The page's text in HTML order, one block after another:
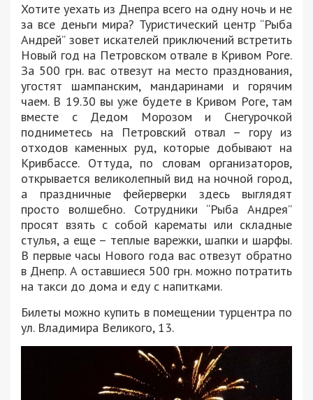
Хотите уехать из Днепра всего на одну ночь и не
за все деньги мира? Туристический центр “Рыба
Андрей” зовет искателей приключений встретить
Новый год на Петровском отвале в Кривом Роге.
За 500 грн. вас отвезут на место празднования,
угостят шампанским, мандаринами и горячим
чаем. В 19.30 вы уже будете в Кривом Роге, там
вместе с Дедом Морозом и Снегурочкой
подниметесь на Петровский отвал – гору из
отходов каменных руд, которые добывают на
Кривбассе. Оттуда, по словам организаторов,
открывается великолепный вид на ночной город,
а праздничные фейерверки здесь выглядят
просто волшебно. Сотрудники “Рыба Андрея”
просят взять с собой карематы или складные
стулья, а еще – теплые варежки, шапки и шарфы.
В первые часы Нового года вас отвезут обратно
в Днепр. А оставшиеся 500 грн. можно потратить
на такси до дома и еду с напитками.
Билеты можно купить в помещении турцентра по
ул. Владимира Великого, 13.